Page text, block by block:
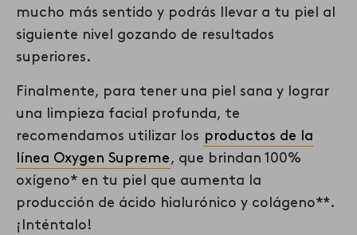
mucho más sentido y podrás llevar a tu piel al
siguiente nivel gozando de resultados
superiores.
Finalmente, para tener una piel sana y lograr
una limpieza facial profunda, te
recomendamos utilizar los productos de la
línea Oxygen Supreme, que brindan 100%
oxígeno* en tu piel que aumenta la
producción de ácido hialurónico y colágeno**.
¡Inténtalo!